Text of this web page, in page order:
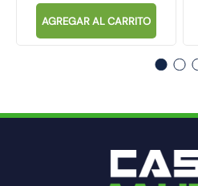
AGREGAR AL CARRITO